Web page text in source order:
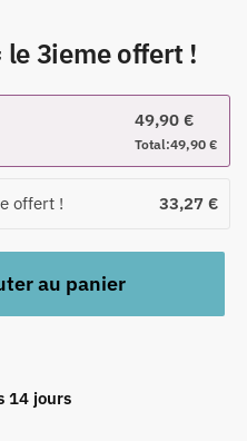
le 3ieme offert !
49,90 €
Total:49,90 €
offert ! 33,27 €
au panier
14 jours